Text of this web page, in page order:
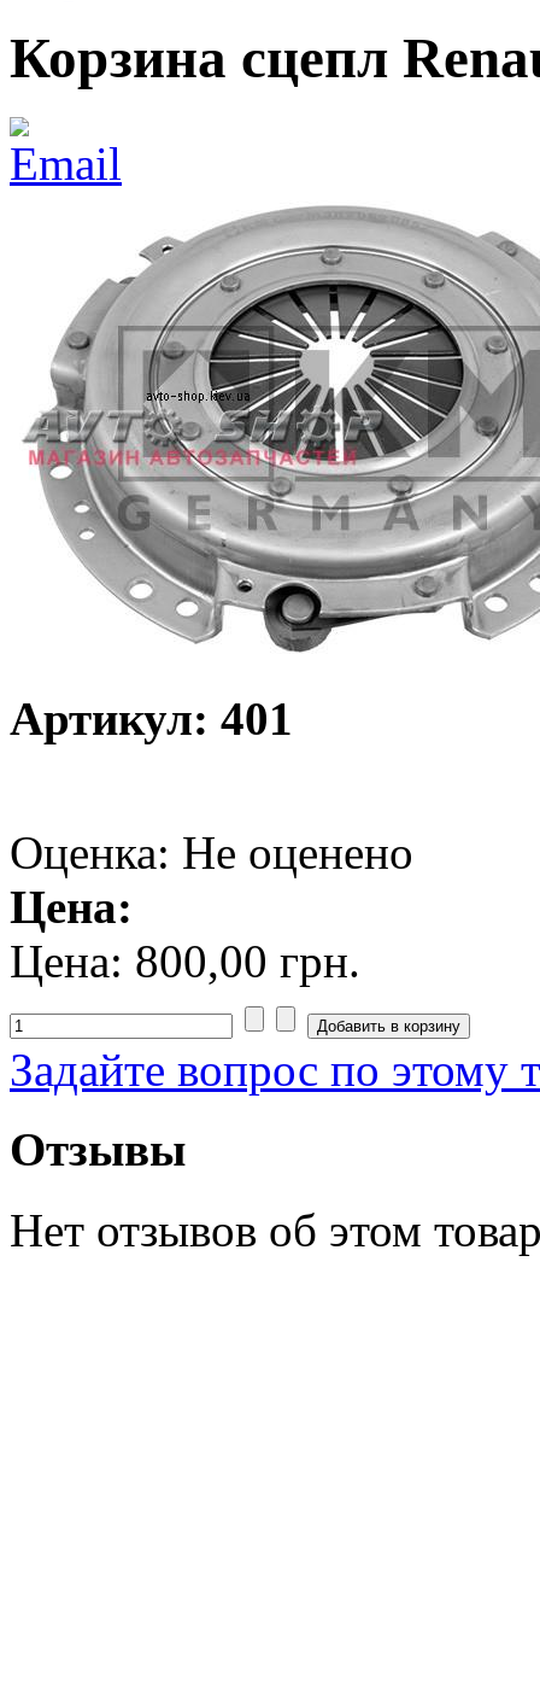
Корзина сцепл
Артикул: 401
Оценка: Не оценено
Цена:
Цена: 800,00 грн.
Задайте вопрос по этому
Отзывы
Нет отзывов об этом